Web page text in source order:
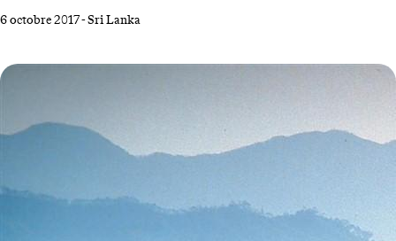
au Sri Lanka et nulle part ailleurs. 1 Méditer face au banian
cents ans. Sacré parmi les arbres sacrés, c'est un rejeton de "l’arbre de
l’Éveil", le figuier sous lequel le Bouddha historique connut le Nirvana,
6 octobre 2017-Sri Lanka